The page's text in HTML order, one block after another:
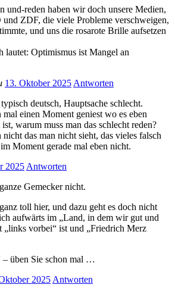
und-reden haben wir doch unsere Medien,
ZDF, die viele Probleme verschweigen,
und uns die rosarote Brille aufsetzen
lautet: Optimismus ist Mangel an
13. Oktober 2025Antworten
deutsch, Hauptsache schlecht.
mal einen Moment geniest wo es eben
ist, warum muss man das schlecht reden?
nicht das man nicht sieht, das vieles falsch
Moment gerade mal eben nicht.
2025Antworten
Gemecker nicht.
toll hier, und dazu geht es doch nicht
aufwärts im „Land, in dem wir gut und
„links vorbei“ ist und „Friedrich Merz
– üben Sie schon mal …
2025Antworten